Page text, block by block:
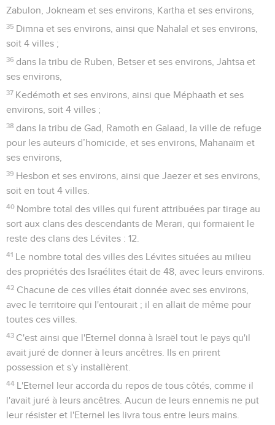
Zabulon, Jokneam et ses environs, Kartha et ses environs,
35 Dimna et ses environs, ainsi que Nahalal et ses environs,
soit 4 villes ;
36 dans la tribu de Ruben, Betser et ses environs, Jahtsa et
ses environs,
37 Kedémoth et ses environs, ainsi que Méphaath et ses
environs, soit 4 villes ;
38 dans la tribu de Gad, Ramoth en Galaad, la ville de refuge
pour les auteurs d’homicide, et ses environs, Mahanaïm et
ses environs,
39 Hesbon et ses environs, ainsi que Jaezer et ses environs,
soit en tout 4 villes.
40 Nombre total des villes qui furent attribuées par tirage au
sort aux clans des descendants de Merari, qui formaient le
reste des clans des Lévites : 12.
41 Le nombre total des villes des Lévites situées au milieu
des propriétés des Israélites était de 48, avec leurs environs.
42 Chacune de ces villes était donnée avec ses environs,
avec le territoire qui l'entourait ; il en allait de même pour
toutes ces villes.
43 C'est ainsi que l'Eternel donna à Israël tout le pays qu'il
avait juré de donner à leurs ancêtres. Ils en prirent
possession et s'y installèrent.
44 L'Eternel leur accorda du repos de tous côtés, comme il
l'avait juré à leurs ancêtres. Aucun de leurs ennemis ne put
leur résister et l'Eternel les livra tous entre leurs mains.